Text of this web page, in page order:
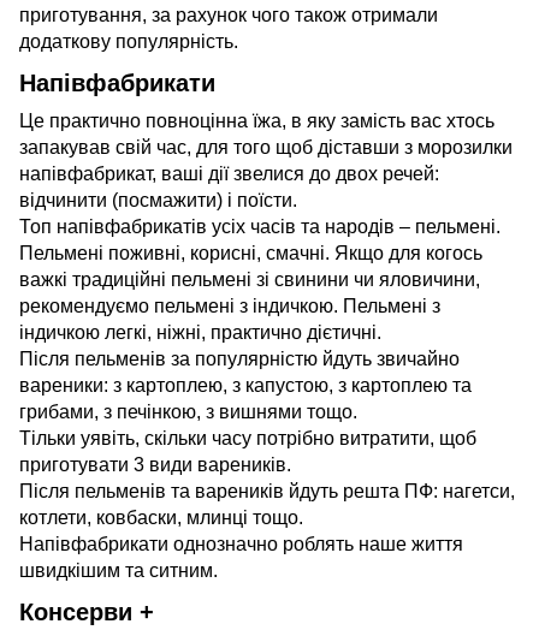
приготування, за рахунок чого також отримали
додаткову популярність.
Напівфабрикати
Це практично повноцінна їжа, в яку замість вас хтось
запакував свій час, для того щоб діставши з морозилки
напівфабрикат, ваші дії звелися до двох речей:
відчинити (посмажити) і поїсти.
Топ напівфабрикатів усіх часів та народів – пельмені.
Пельмені поживні, корисні, смачні. Якщо для когось
важкі традиційні пельмені зі свинини чи яловичини,
рекомендуємо пельмені з індичкою. Пельмені з
індичкою легкі, ніжні, практично дієтичні.
Після пельменів за популярністю йдуть звичайно
вареники: з картоплею, з капустою, з картоплею та
грибами, з печінкою, з вишнями тощо.
Тільки уявіть, скільки часу потрібно витратити, щоб
приготувати 3 види вареників.
Після пельменів та вареників йдуть решта ПФ: нагетси,
котлети, ковбаски, млинці тощо.
Напівфабрикати однозначно роблять наше життя
швидкішим та ситним.
Консерви +